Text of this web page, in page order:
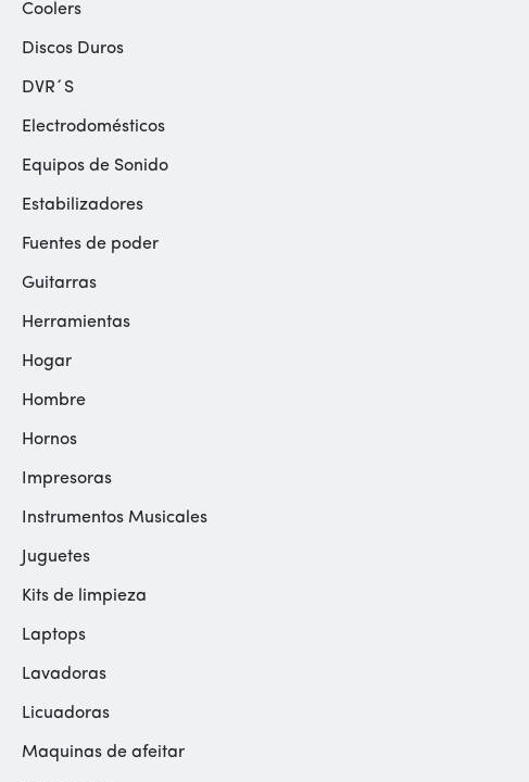
Coolers
Discos Duros
DVR´S
Electrodomésticos
Equipos de Sonido
Estabilizadores
Fuentes de poder
Guitarras
Herramientas
Hogar
Hombre
Hornos
Impresoras
Instrumentos Musicales
Juguetes
Kits de limpieza
Laptops
Lavadoras
Licuadoras
Maquinas de afeitar